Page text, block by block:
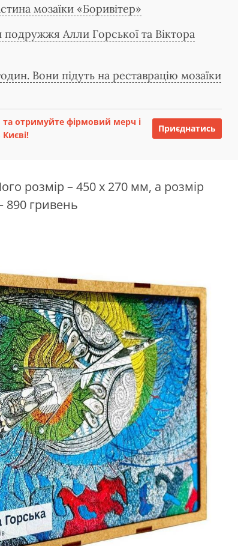
мозаїки «Боривітер»
подружжя Алли Горської та Віктора
Вони підуть на реставрацію мозаїки
отримуйте фірмовий мерч і
Приєднатись
розмір – 450 x 270 мм, а розмір
890 гривень